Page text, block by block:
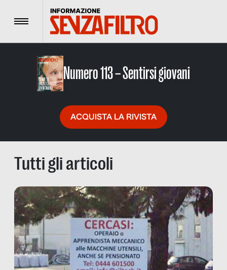
Menu
Numero 113 – Sentirsi giovani
ACQUISTA LA RIVISTA
Tutti gli articoli